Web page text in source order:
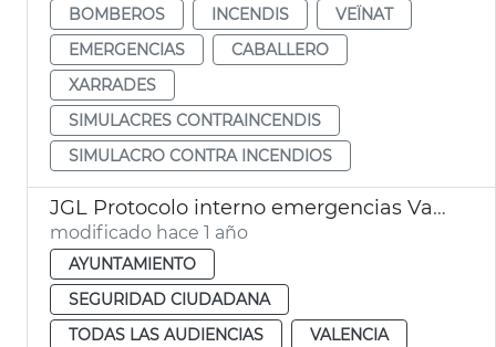
BOMBEROS
INCENDIS
VEÏNAT
EMERGENCIAS
CABALLERO
XARRADES
SIMULACRES CONTRAINCENDIS
SIMULACRO CONTRA INCENDIOS
JGL Protocolo interno emergencias València
modificado hace 1 año
AYUNTAMIENTO
SEGURIDAD CIUDADANA
TODAS LAS AUDIENCIAS
VALENCIA